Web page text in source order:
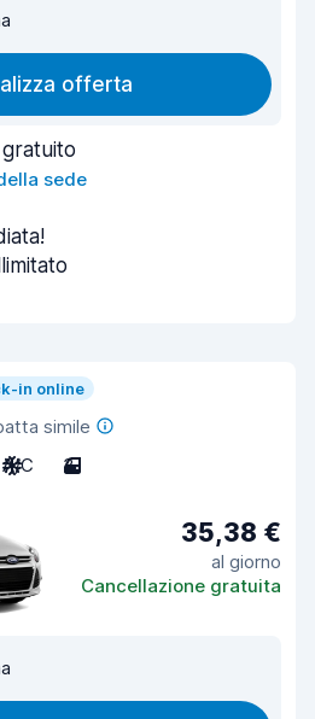
offerta
sede
in online
simile
A/C 3
35,38 €
al giorno
Cancellazione gratuita